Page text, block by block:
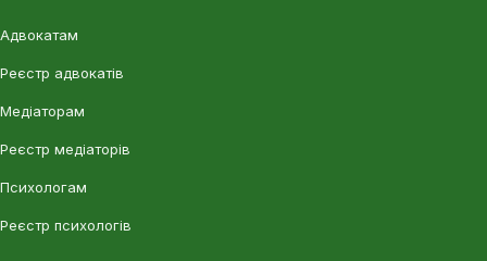
Адвокатам
Реєстр адвокатів
Медіаторам
Реєстр медіаторів
Психологам
Реєстр психологів